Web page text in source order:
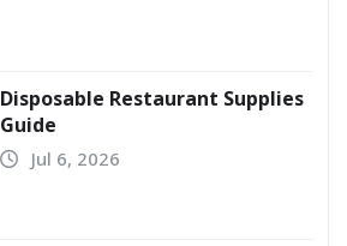
Disposable Restaurant Supplies
Guide
Jul 6, 2026